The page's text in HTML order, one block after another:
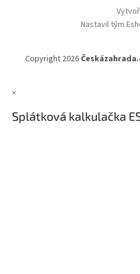
Nastavil tým
Copyright 2026
×
Splátková kalkulačka